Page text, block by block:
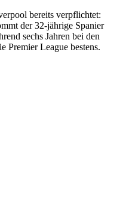
bereits verpflichtet:
der 32-jährige Spanier
sechs Jahren bei den
Premier League bestens.